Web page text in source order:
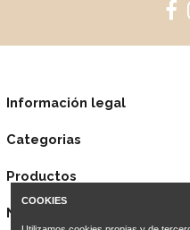
Información legal
Categorias
Productos
Nuestra empresa
COOKIES